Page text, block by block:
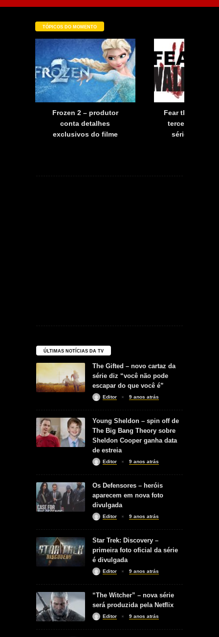
TÓPICOS DO MOMENTO
Frozen 2 – produtor
conta detalhes
exclusivos do filme
Fear the
terceira
série já tem
ÚLTIMAS NOTÍCIAS DA TV
The Gifted – novo cartaz da
série diz “você não pode
escapar do que você é”
Editor 9 anos atrás
Young Sheldon – spin off de
The Big Bang Theory sobre
Sheldon Cooper ganha data
de estreia
Editor 9 anos atrás
Os Defensores – heróis
aparecem em nova foto
divulgada
Editor 9 anos atrás
Star Trek: Discovery –
primeira foto oficial da série
é divulgada
Editor 9 anos atrás
“The Witcher” – nova série
será produzida pela Netflix
Editor 9 anos atrás